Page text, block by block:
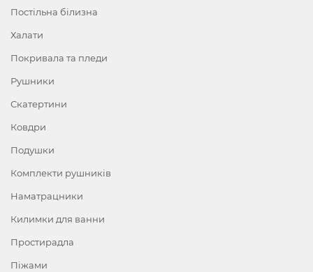
Постільна білизна
Халати
Покривала та пледи
Рушники
Скатертини
Ковдри
Подушки
Комплекти рушників
Наматрацники
Килимки для ванни
Простирадла
Піжами